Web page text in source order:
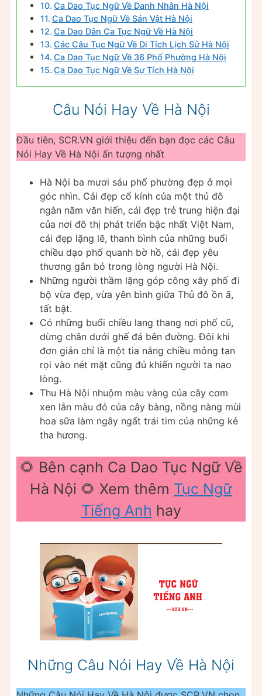
Ca Dao Tục Ngữ Về Danh Nhân Hà Nội
Ca Dao Tục Ngữ Về Sản Vật Hà Nội
Ca Dao Dân Ca Tục Ngữ Về Hà Nội
Các Câu Tục Ngữ Về Di Tích Lịch Sử Hà Nội
Ca Dao Tục Ngữ Về 36 Phố Phường Hà Nội
Ca Dao Tục Ngữ Về Sự Tích Hà Nội
Câu Nói Hay Về Hà Nội
Đầu tiên, SCR.VN giới thiệu đến bạn đọc các Câu
Nói Hay Về Hà Nội ấn tượng nhất
Hà Nội ba mươi sáu phố phường đẹp ở mọi
góc nhìn. Cái đẹp cổ kính của một thủ đô
ngàn năm văn hiến, cái đẹp trẻ trung hiện đại
của nơi đô thị phát triển bậc nhất Việt Nam,
cái đẹp lặng lẽ, thanh bình của những buổi
chiều dạo phố quanh bờ hồ, cái đẹp yêu
thương gắn bó trong lòng người Hà Nội.
Những người thầm lặng góp công xây phố đi
bộ vừa đẹp, vừa yên bình giữa Thủ đô ồn ã,
tất bật.
Có những buổi chiều lang thang nơi phố cũ,
dừng chân dưới ghế đá bên đường. Đôi khi
đơn giản chỉ là một tia nắng chiều mỏng tan
rọi vào nét mặt cũng đủ khiến người ta nao
lòng.
Thu Hà Nội nhuộm màu vàng của cây cơm
xen lẫn màu đỏ của cây bàng, nồng nàng mùi
hoa sữa làm ngây ngất trái tim của những kẻ
tha hương.
🌻 Bên cạnh Ca Dao Tục Ngữ Về
Hà Nội 🌻 Xem thêm Tục Ngữ
Tiếng Anh hay
Những Câu Nói Hay Về Hà Nội